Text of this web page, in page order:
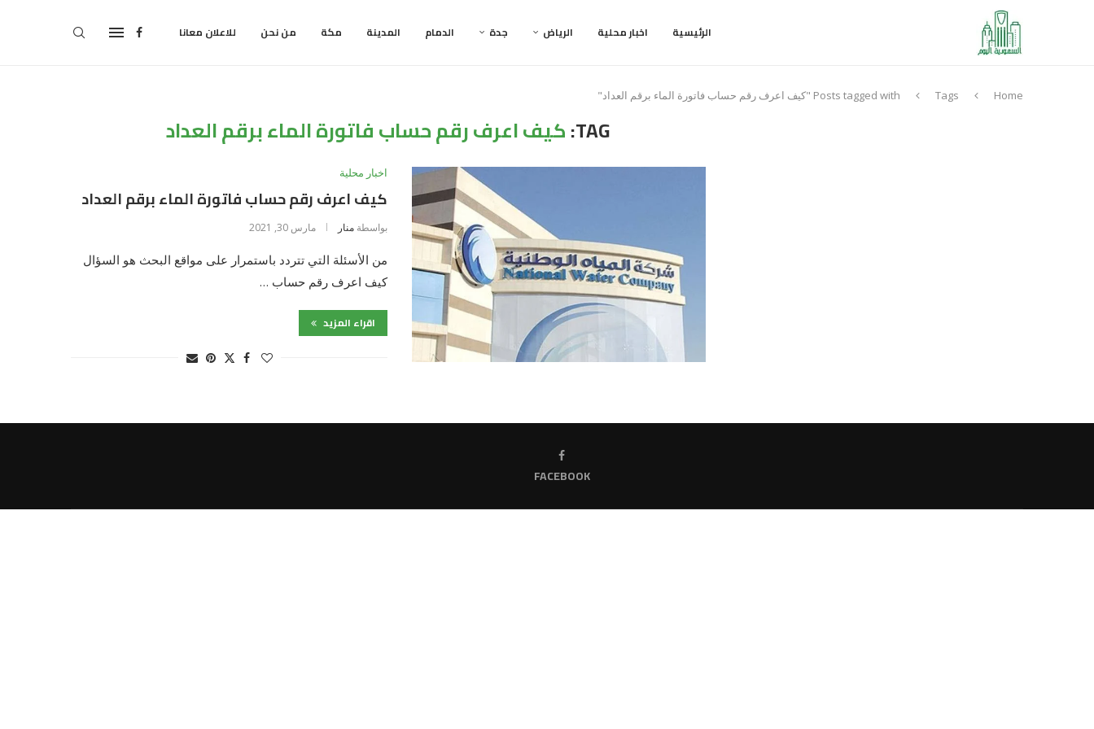
الرئيسية اخبار محلية الرياض جدة الدمام المدينة مكة من نحن للاعلان معانا
Home
Tags Posts tagged with "كيف اعرف رقم حساب فاتورة الماء برقم العداد"
TAG: كيف اعرف رقم حساب فاتورة الماء برقم العداد
اخبار محلية
كيف اعرف رقم حساب فاتورة الماء برقم العداد
بواسطة منار مارس 30, 2021
من الأسئلة التي تتردد باستمرار على مواقع البحث هو السؤال
كيف اعرف رقم حساب …
اقراء المزيد
FACEBOOK